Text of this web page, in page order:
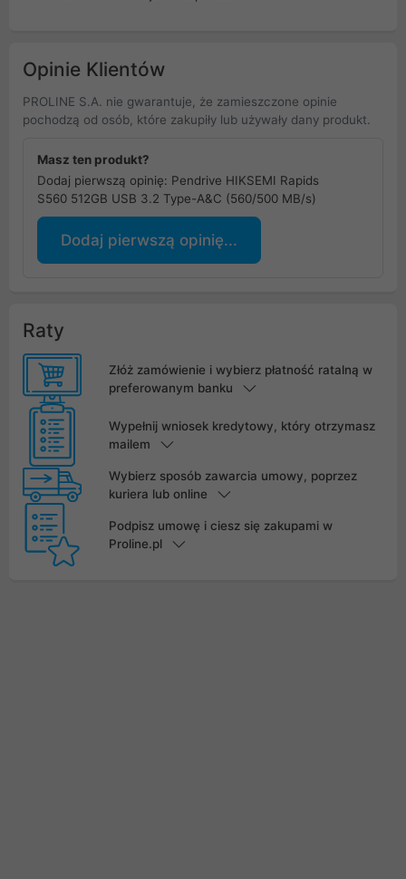
Opinie Klientów
PROLINE S.A. nie gwarantuje, że zamieszczone opinie
pochodzą od osób, które zakupiły lub używały dany produkt.
Masz ten produkt?
Dodaj pierwszą opinię: Pendrive HIKSEMI Rapids
S560 512GB USB 3.2 Type-A&C (560/500 MB/s)
Dodaj pierwszą opinię...
Raty
Złóż zamówienie i wybierz płatność ratalną w
preferowanym banku
Wypełnij wniosek kredytowy, który otrzymasz
mailem
Wybierz sposób zawarcia umowy, poprzez
kuriera lub online
Podpisz umowę i ciesz się zakupami w
Proline.pl